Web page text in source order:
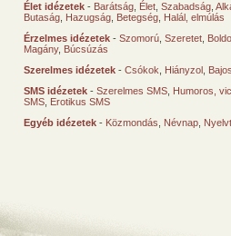
Élet idézetek - Barátság Élet Szabadság
Butaság Hazugság Betegség Halál, elmúlás
Érzelmes idézetek - Szomorú Szeretet
Magány, Búcsúzás
Szerelmes idézetek - Csókok Hiányzol
SMS idézetek - Szerelmes SMS Humoros,
SMS Erotikus SMS
Egyéb idézetek - Közmondás Névnap